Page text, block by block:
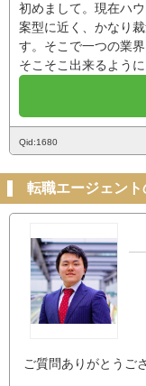
初めまして。現在ハ
案型に近く、かなり
す。そこで一つの業
そこそこ出来るように
Qid:1680
転職エージェント
ご質問ありがとうご